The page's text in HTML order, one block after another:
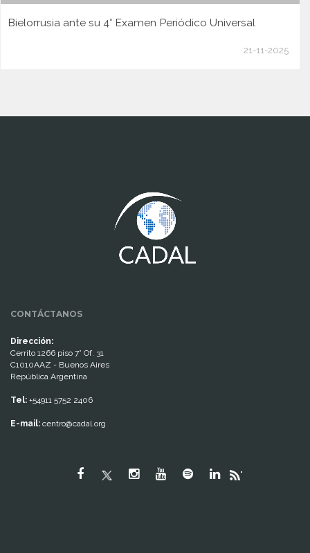
Bielorrusia ante su 4° Examen Periódico Universal
21-11-2025
CONTÁCTANOS
Dirección:
Cerrito 1266 piso 7° Of. 31
C1010AAZ - Buenos Aires
República Argentina
Tel: +54911 5752 2406
E-mail: centro@cadal.org
"